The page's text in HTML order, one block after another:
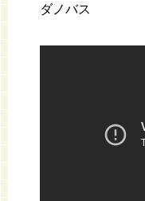
ダノバス